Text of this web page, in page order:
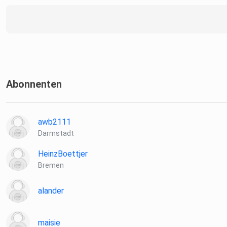
Abonnenten
awb2111
Darmstadt
HeinzBoettjer
Bremen
alander
maisie